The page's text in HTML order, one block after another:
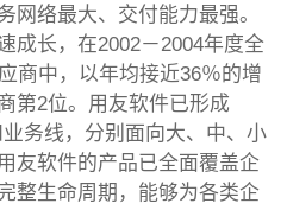
网络最大、交付能力最强。
成长，在2002－2004年度全
商中，以年均接近36％的增
第2位。用友软件已形成
业务线，分别面向大、中、小
友软件的产品已全面覆盖企
整生命周期，能够为各类企